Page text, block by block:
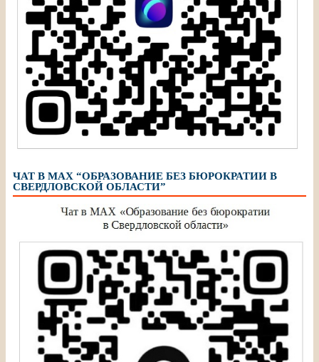
ЧАТ В МАХ “ОБРАЗОВАНИЕ БЕЗ БЮРОКРАТИИ В
СВЕРДЛОВСКОЙ ОБЛАСТИ”